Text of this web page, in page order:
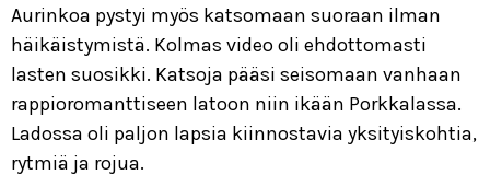
Aurinkoa pystyi myös katsomaan suoraan ilman
häikäistymistä. Kolmas video oli ehdottomasti
lasten suosikki. Katsoja pääsi seisomaan vanhaan
rappioromanttiseen latoon niin ikään Porkkalassa.
Ladossa oli paljon lapsia kiinnostavia yksityiskohtia,
rytmiä ja rojua.